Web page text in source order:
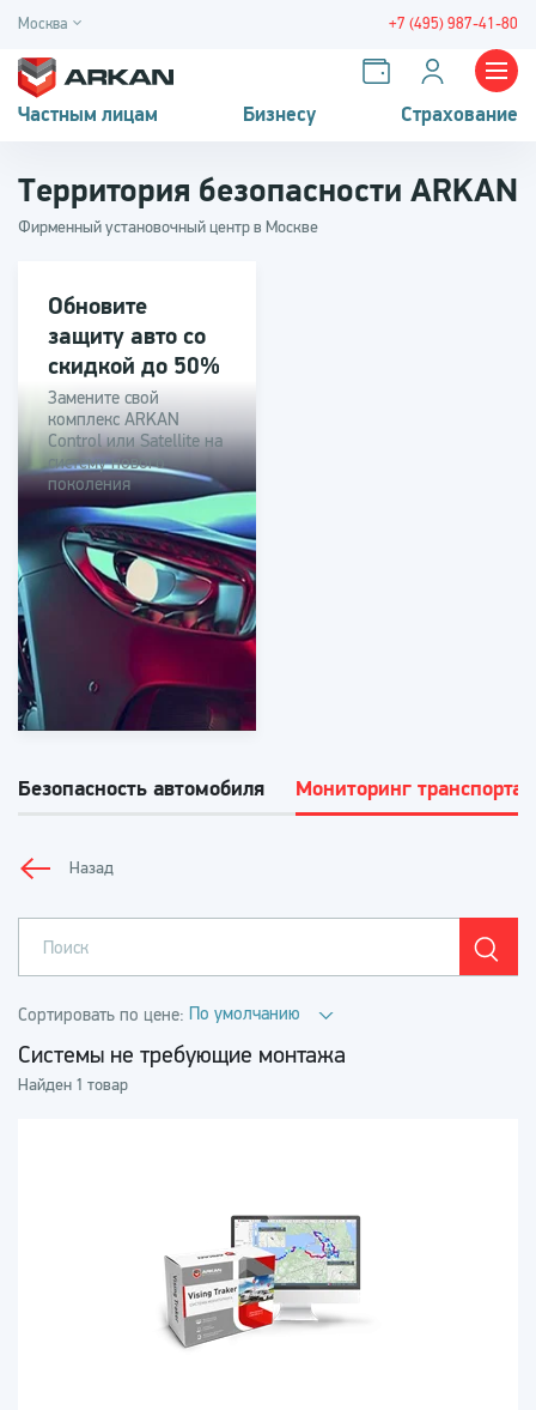
Москва +7 (495) 987-41-80
Частным лицам Бизнесу Страхование
Территория безопасности ARKAN
Фирменный установочный центр в Москве
Обновите
защиту авто со
скидкой до 50%
Замените свой
комплекс ARKAN
Control или Satellite на
систему нового
поколения
Безопасность автомобиля Мониторинг транспорта
Назад
Сортировать по цене: По умолчанию
Системы не требующие монтажа
Найден 1 товар